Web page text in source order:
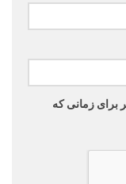
برای زمانی که